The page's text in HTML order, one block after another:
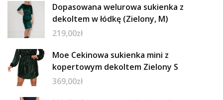
Dopasowana welurowa sukienka z
dekoltem w łódkę (Zielony, M)
219,00zł
Moe Cekinowa sukienka mini z
kopertowym dekoltem Zielony S
369,00zł